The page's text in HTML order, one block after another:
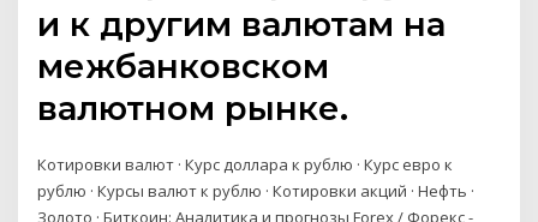
и к другим валютам на
межбанковском
валютном рынке.
Котировки валют · Курс доллара к рублю · Курс евро к
рублю · Курсы валют к рублю · Котировки акций · Нефть ·